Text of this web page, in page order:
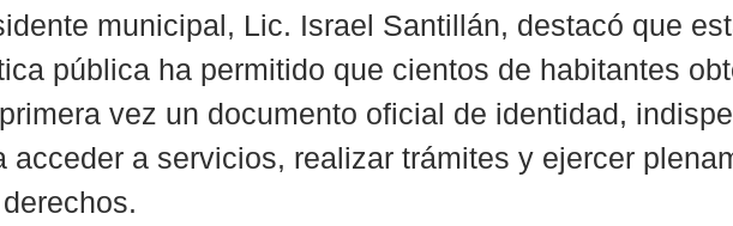
municipal, Lic. Israel Santillán, destacó que
pública ha permitido que cientos de habitantes
vez un documento oficial de identidad,
acceder a servicios, realizar trámites y ejercer